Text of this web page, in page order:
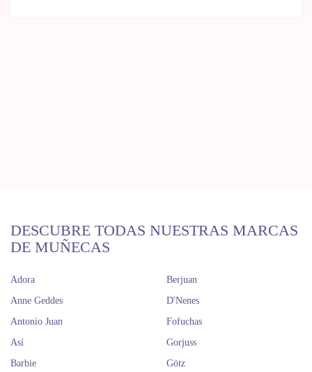
DESCUBRE TODAS NUESTRAS MARCAS
DE MUÑECAS
Adora
Anne Geddes
Antonio Juan
Así
Barbie
Berjuan
D'Nenes
Fofuchas
Gorjuss
Götz